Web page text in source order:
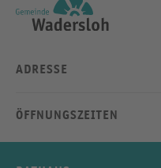
ADRESSE
ÖFFNUNGSZEITEN